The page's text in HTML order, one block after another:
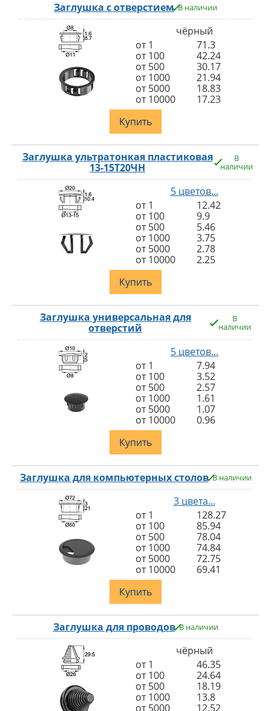
Заглушка с отверстием В наличии
чёрный
от 1
71.3
от 100
42.24
от 500
30.17
от 1000
21.94
от 5000
18.83
от 10000
17.23
Купить
Заглушка ультратонкая пластиковая
13-15Т20ЧН
В
наличии
5 цветов...
от 1
12.42
от 100
9.9
от 500
5.46
от 1000
3.75
от 5000
2.78
от 10000
2.25
Купить
Заглушка универсальная для
отверстий
В
наличии
5 цветов...
от 1
7.94
от 100
3.52
от 500
2.57
от 1000
1.61
от 5000
1.07
от 10000
0.96
Купить
Заглушка для компьютерных столов В наличии
3 цвета...
от 1
128.27
от 100
85.94
от 500
78.04
от 1000
74.84
от 5000
72.75
от 10000
69.41
Купить
Заглушка для проводов В наличии
чёрный
от 1
46.35
от 100
24.64
от 500
18.19
от 1000
13.8
от 5000
12.52